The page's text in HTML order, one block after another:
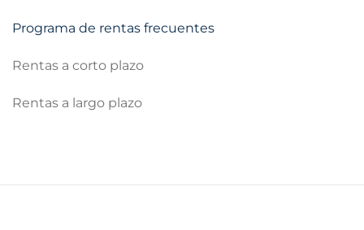
Programa de rentas frecuentes
Rentas a corto plazo
Rentas a largo plazo